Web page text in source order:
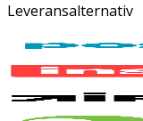
Leveransalternativ